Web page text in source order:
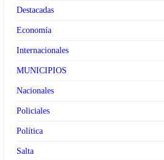
Destacadas
Economía
Internacionales
MUNICIPIOS
Nacionales
Policiales
Política
Salta